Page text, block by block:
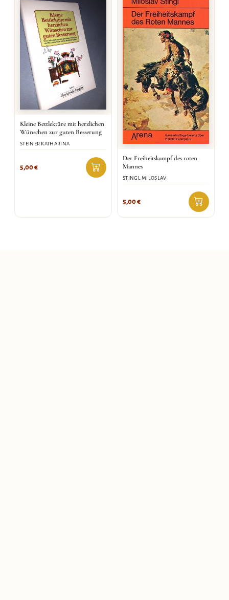
Kleine Bettlektüre mit herzlichen
Wünschen zur guten Besserung
STEINER KATHARINA
5,00€
Der Freiheitskampf des roten
Mannes
STINGL MILOSLAV
5,00€